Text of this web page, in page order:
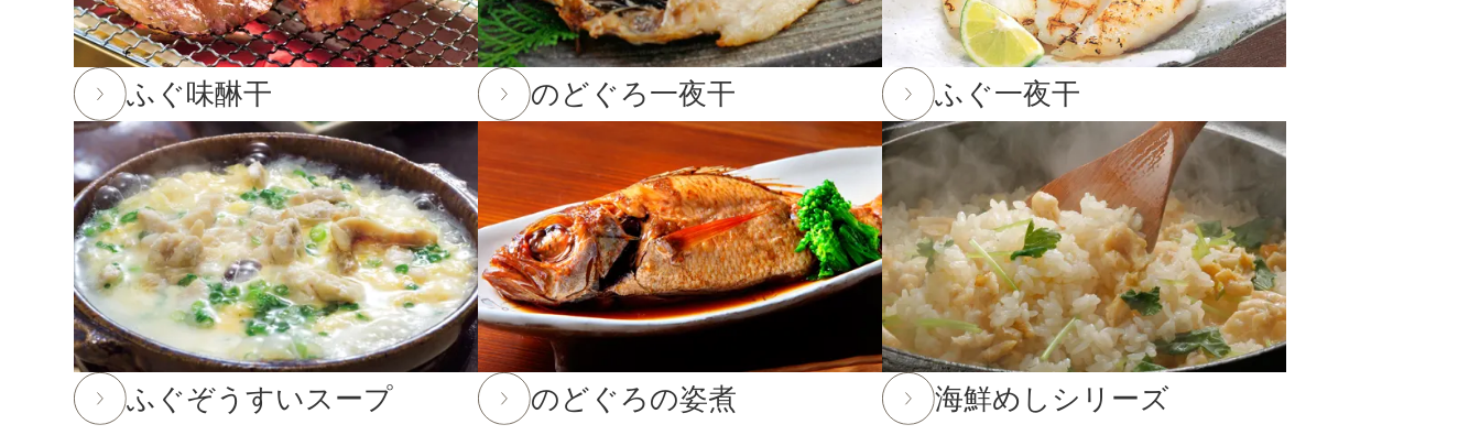
3,001〜5,000円
5,001〜8,000円
8,001円〜
2025年12月24日実店舗の年末年始の営業時間について
年内発送受付は12月23日(火)11:59までとなります。12月23日(火)12:00以降のご注文は2026年1月10日(土)からのお届けとなります。予めご了承下さい。
※もち・そば・かまぼこ商品の年内発送受付は12月12日(金)までとなります。(予定よりも早く締め切る場合がございます。)
※前入金のお客様につきまして、年内発送の受付は12月12日(金)までとなります。12月13日(土)以降のご注文はお支払い方法変更、またはご注文キャンセルのご案内
を行う場合がございます。ご了承下さい。
2025年10月24日「冬ギフト特集」開催中！11月末までのご注文・ご予約は送料半額！
2025年8月29日大感謝祭「秋のうまいもん」開催中！2025年10月16日(木)まで
2025年7月29日 【お盆期間の発送に関するご案内】
お盆休みに伴い、下記の期間中はお荷物のご到着日としてお選びいただけません。
あらかじめご了承ください。
ふぐ味醂干 のどぐろ一夜干 ふぐ一夜干
ふぐぞうすいスープ のどぐろの姿煮 海鮮めしシリーズ